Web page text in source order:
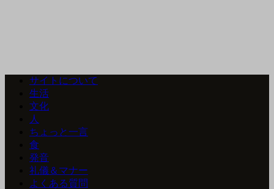
サイトについて
生活
文化
人
ちょっと一言
食
発音
礼儀＆マナー
よくある質問